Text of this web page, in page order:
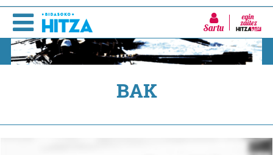
Sartu
BAK